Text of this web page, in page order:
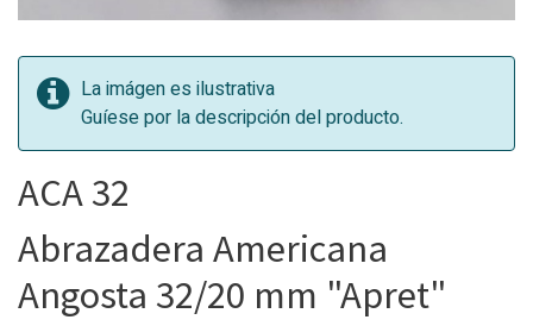
La imágen es ilustrativa
Guíese por la descripción del producto.
ACA 32
Abrazadera Americana
Angosta 32/20 mm "Apret"